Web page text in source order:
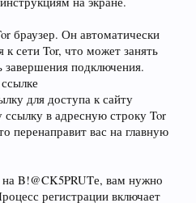
браузер. Он автоматически
к сети Tor, что может занять
завершения подключения.
для доступа к сайту
в адресную строку Tor
перенаправит вас на главную
B!@CK5PRUTе, вам нужно
регистрации включает